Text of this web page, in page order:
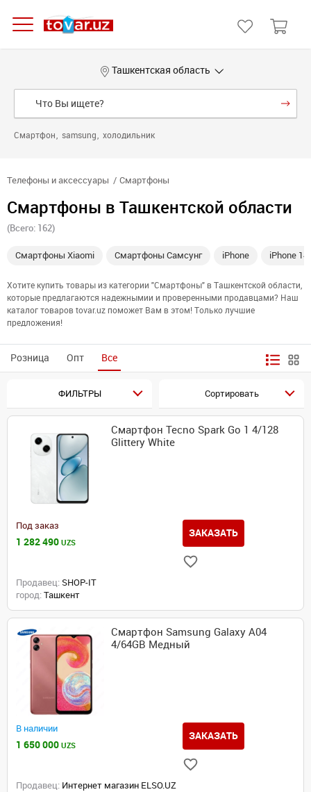
Ташкентская область
Смартфон samsung холодильник
Телефоны и аксессуары Смартфоны
Смартфоны в Ташкентской области
(Всего: 162)
Смартфоны Xiaomi Смартфоны Самсунг iPhone iPhone 14
Хотите купить товары из категории "Смартфоны" в Ташкентской области,
которые предлагаются надежнымии и проверенными продавцами? Наш
каталог товаров tovar.uz поможет Вам в этом! Только лучшие
предложения!
Розница Опт Все
ФИЛЬТРЫ Сортировать
Смартфон Tecno Spark Go 1 4/128
Glittery White
Под заказ
1 282 490 UZS
ЗАКАЗАТЬ
Продавец: SHOP-IT
город: Ташкент
Смартфон Samsung Galaxy A04
4/64GB Медный
В наличии
1 650 000 UZS
ЗАКАЗАТЬ
Продавец: Интернет магазин ELSO.UZ